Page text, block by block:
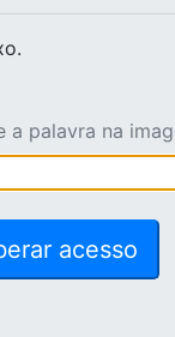
a palavra na